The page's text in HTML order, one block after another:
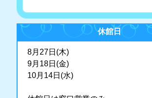
休館日
8月27日(木)
9月18日(金)
10月14日(水)